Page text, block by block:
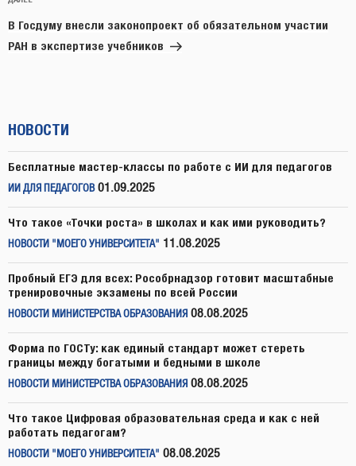
запись
В Госдуму внесли законопроект об обязательном участии
РАН в экспертизе учебников
НОВОСТИ
Бесплатные мастер-классы по работе с ИИ для педагогов
ИИ ДЛЯ ПЕДАГОГОВ 01.09.2025
Что такое «Точки роста» в школах и как ими руководить?
НОВОСТИ "МОЕГО УНИВЕРСИТЕТА" 11.08.2025
Пробный ЕГЭ для всех: Рособрнадзор готовит масштабные
тренировочные экзамены по всей России
НОВОСТИ МИНИСТЕРСТВА ОБРАЗОВАНИЯ 08.08.2025
Форма по ГОСТу: как единый стандарт может стереть
границы между богатыми и бедными в школе
НОВОСТИ МИНИСТЕРСТВА ОБРАЗОВАНИЯ 08.08.2025
Что такое Цифровая образовательная среда и как с ней
работать педагогам?
НОВОСТИ "МОЕГО УНИВЕРСИТЕТА" 08.08.2025